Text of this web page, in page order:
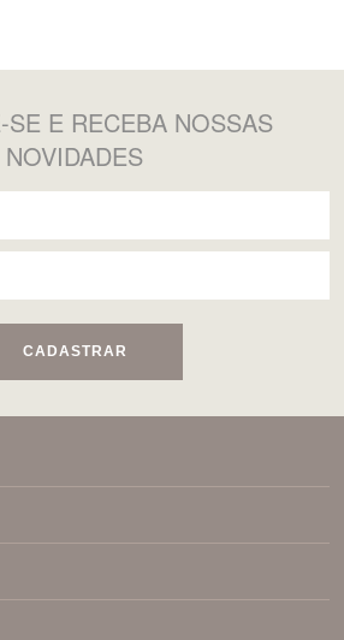
SE E RECEBA NOSSAS
NOVIDADES
CADASTRAR